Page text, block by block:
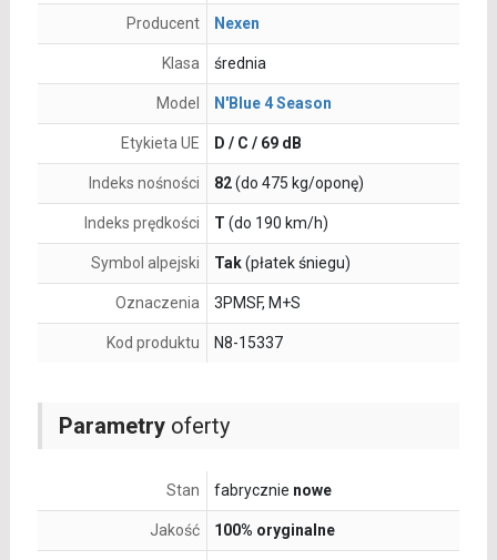
Parametryoferty
Stan fabrycznie nowe
Jakość 100% oryginalne
Producent Nexen
Klasa średnia
Model N'Blue 4 Season
Etykieta UE D / C / 69 dB
Indeks nośności 82(do 475 kg/oponę)
Indeks prędkości T (do 190 km/h)
Symbol alpejski Tak(płatek śniegu)
Oznaczenia 3PMSF, M+S
Kod produktu N8-15337